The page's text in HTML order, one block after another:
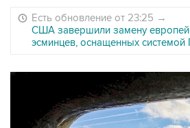
Есть обновление от 23:25 →
США завершили замену
эсминцев, оснащенных